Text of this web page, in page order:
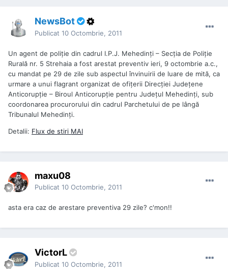
NewsBot
Publicat 10 Octombrie, 2011
Un agent de poliţie din cadrul I.P.J. Mehedinţi – Secţia de Poliţie
Rurală nr. 5 Strehaia a fost arestat preventiv ieri, 9 octombrie a.c.,
cu mandat pe 29 de zile sub aspectul învinuirii de luare de mită, ca
urmare a unui flagrant organizat de ofiţerii Direcţiei Judeţene
Anticorupţie – Biroul Anticorupţie pentru Judeţul Mehedinţi, sub
coordonarea procurorului din cadrul Parchetului de pe lângă
Tribunalul Mehedinţi.
Detalii: Flux de stiri MAI
maxu08
Publicat 10 Octombrie, 2011
asta era caz de arestare preventiva 29 zile? c'mon!!
VictorL
Publicat 10 Octombrie, 2011